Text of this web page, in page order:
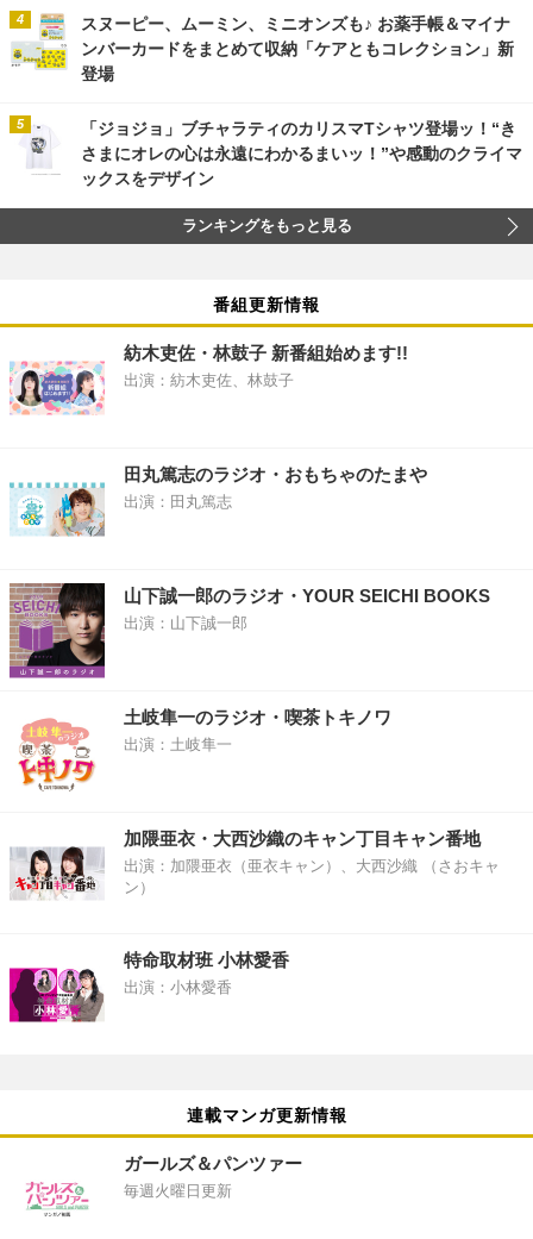
スヌーピー、ムーミン、ミニオンズも♪ お薬手帳＆マイナ
ンバーカードをまとめて収納「ケアともコレクション」新
登場
「ジョジョ」ブチャラティのカリスマTシャツ登場ッ！“き
さまにオレの心は永遠にわかるまいッ！”や感動のクライマ
ックスをデザイン
ランキングをもっと見る
番組更新情報
紡木吏佐・林鼓子 新番組始めます!!
出演：紡木吏佐、林鼓子
田丸篤志のラジオ・おもちゃのたまや
出演：田丸篤志
山下誠一郎のラジオ・YOUR SEICHI BOOKS
出演：山下誠一郎
土岐隼一のラジオ・喫茶トキノワ
出演：土岐隼一
加隈亜衣・大西沙織のキャン丁目キャン番地
出演：加隈亜衣（亜衣キャン）、大西沙織 （さおキャ
ン）
特命取材班 小林愛香
出演：小林愛香
連載マンガ更新情報
ガールズ＆パンツァー
毎週火曜日更新